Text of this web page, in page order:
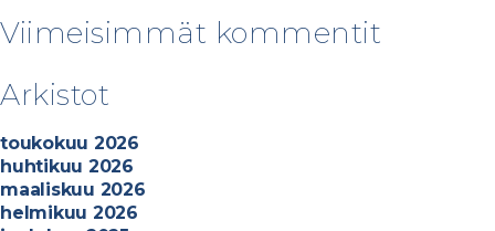
j
Viimeisimmät kommentit
Arkistot
toukokuu 2026
huhtikuu 2026
maaliskuu 2026
helmikuu 2026